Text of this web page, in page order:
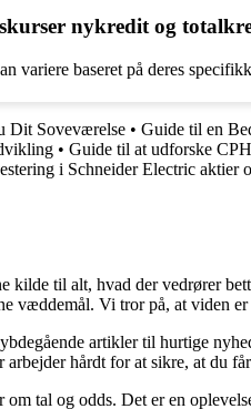
nykredit og
variere baseret på deres
Dit Soveværelse • Guide til en
• Guide til at udforske
i Schneider Electric aktier
til alt, hvad der vedrører
væddemål. Vi tror på, at viden
artikler til hurtige
hårdt for at sikre, at du
tal og odds. Det er en